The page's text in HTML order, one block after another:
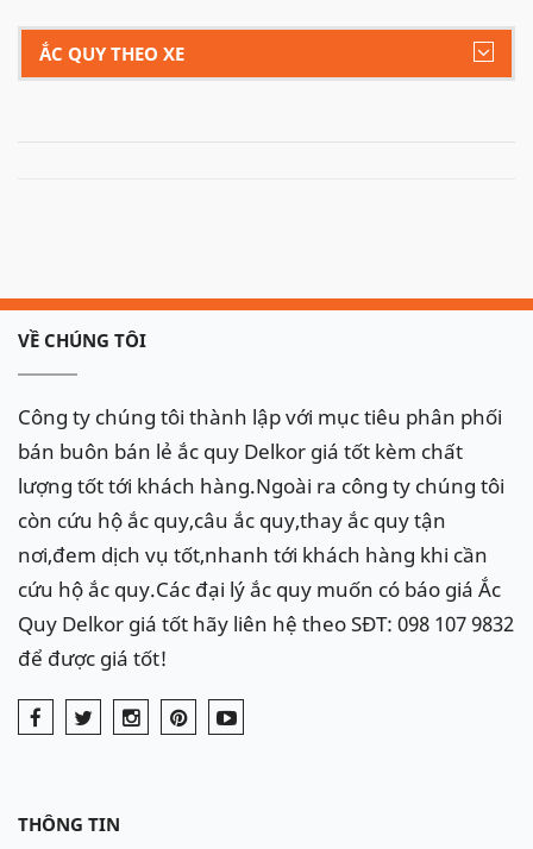
ẮC QUY THEO XE
VỀ CHÚNG TÔI
Công ty chúng tôi thành lập với mục tiêu phân phối
bán buôn bán lẻ ắc quy Delkor giá tốt kèm chất
lượng tốt tới khách hàng.Ngoài ra công ty chúng tôi
còn cứu hộ ắc quy,câu ắc quy,thay ắc quy tận
nơi,đem dịch vụ tốt,nhanh tới khách hàng khi cần
cứu hộ ắc quy.Các đại lý ắc quy muốn có báo giá Ắc
Quy Delkor giá tốt hãy liên hệ theo SĐT: 098 107 9832
để được giá tốt!
THÔNG TIN